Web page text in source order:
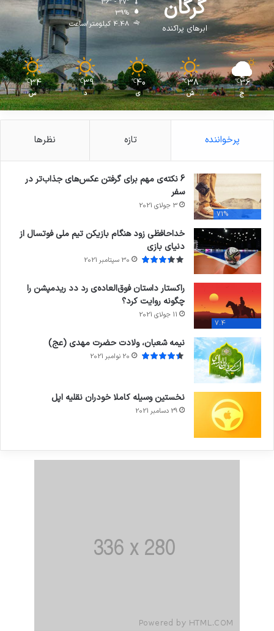
گرگان
ابرهای پراکنده
39%
4.48 کیلومتر/ساعت
36
℃
ج
38
℃
ش
40
℃
ی
39
℃
د
34
℃
س
پرخواننده تازه نظرها
71%
6 نکته‌ی مهم برای گرفتن عکس‌های جذاب‌تر در
سفر
3 جولای 2021
خداحافظی زود هنگام بازیکن تیم ملی فوتسال از
دنیای بازی
30 سپتامبر 2021
7.4
راکستار داستان فوق‌العاده‌ی رد دد ریدمپشن را
چگونه روایت کرد؟
11 جولای 2021
نیمه شعبان، ولادت حضرت مهدی (عج)
20 نوامبر 2021
نخستین وسیله کاملا خودران نقلیه اپل
29 دسامبر 2021